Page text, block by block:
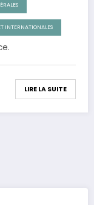
INTERNATIONALES
LIRE LA SUITE